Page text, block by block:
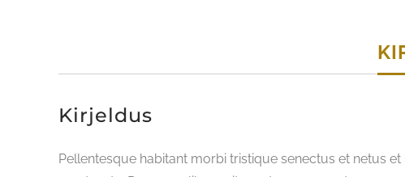
Kirjeldus
Pellentesque habitant morbi tristique senectus et netus